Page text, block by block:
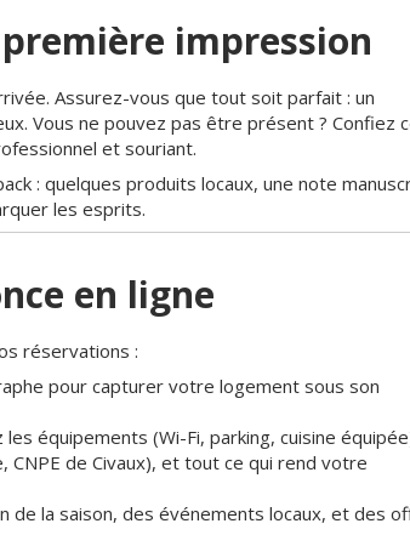
impression
Assurez-vous que tout soit parfait : un
Vous ne pouvez pas être présent ? Confiez
et souriant.
: quelques produits locaux, une note
les esprits.
en ligne
réservations :
pour capturer votre logement sous son
les équipements (Wi-Fi, parking, cuisine
de Civaux), et tout ce qui rend votre
de la saison, des événements locaux, et des